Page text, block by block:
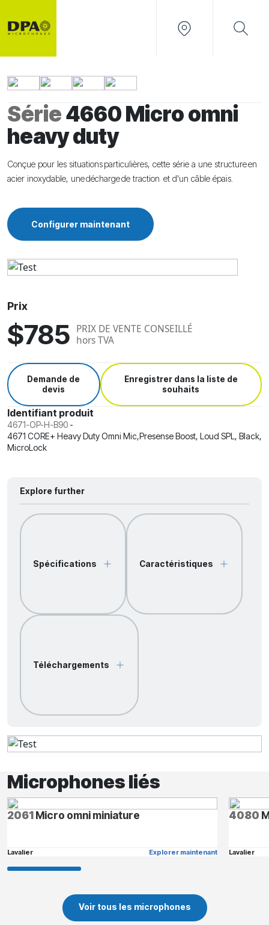
Série4660 Micro omni
heavy duty
Conçue pour les situations particulières, cette série a une structure en
acier inoxydable, une décharge de traction et d'un câble épais.
Configurer maintenant
Prix
$785 PRIX DE VENTE CONSEILLÉ
hors TVA
Demande de
devis
Enregistrer dans la liste de
souhaits
Identifiant produit
4671-OP-H-B90 -
4671 CORE+ Heavy Duty Omni Mic,Presense Boost, Loud SPL, Black,
MicroLock
Explore further
Spécifications Caractéristiques
Téléchargements
Microphones liés
2061Micro omni miniature
Lavalier Explorer maintenant
4080
Lavalier
Voir tous les microphones